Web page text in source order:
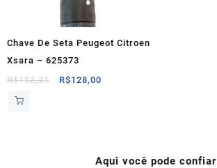
Chave De Seta Peugeot Citroen
Xsara – 625373
R$152,31
O
R$128,00
Aqui você pode confiar